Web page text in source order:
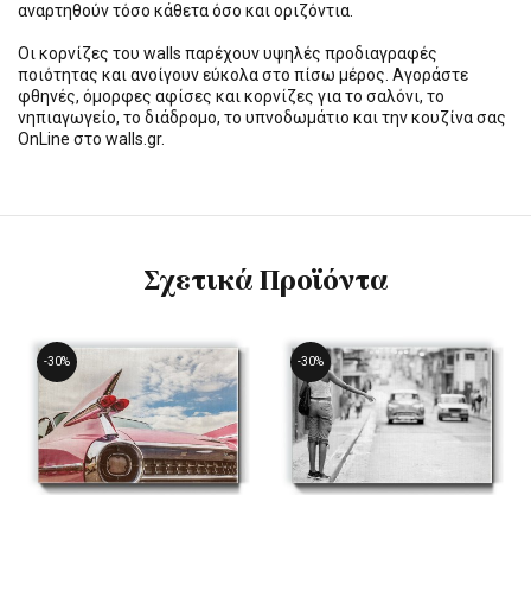
αναρτηθούν τόσο κάθετα όσο και οριζόντια.
Οι κορνίζες του walls παρέχουν υψηλές προδιαγραφές
ποιότητας και ανοίγουν εύκολα στο πίσω μέρος. Αγοράστε
φθηνές, όμορφες αφίσες και κορνίζες για το σαλόνι, το
νηπιαγωγείο, το διάδρομο, το υπνοδωμάτιο και την κουζίνα σας
OnLine στο walls.gr.
Σχετικά Προϊόντα
-30% -30%